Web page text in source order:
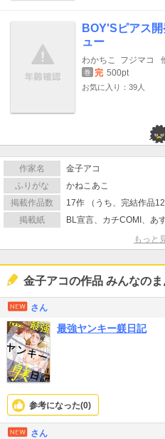
BOY'Sピアス
ュー
わかちこ フジマコ
巻 完 500pt
お気に入り：39人
作家名
金子アコ
ふりがな
かねこあこ
掲載作品数
17作 （うち、完結作品12
掲載紙
BL宣言、カチCOMI、あ
もっと
金子アコの作品 みんなの
さん
最強ヤンキー躾日記
参考になった(0)
さん